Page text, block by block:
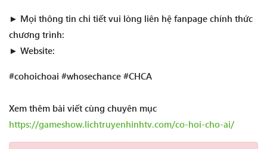
► Mọi thông tin chi tiết vui lòng liên hệ fanpage chính thức
chương trình:
► Website:
#cohoichoai #whosechance #CHCA
Xem thêm bài viết cùng chuyên mục
https://gameshow.lichtruyenhinhtv.com/co-hoi-cho-ai/